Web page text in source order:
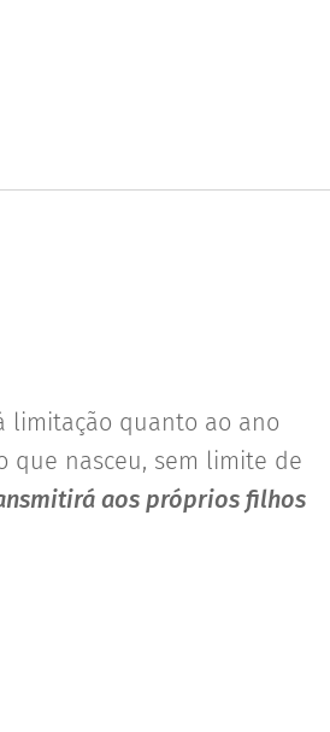
limitação quanto ao ano
que nasceu, sem limite de
aos próprios filhos